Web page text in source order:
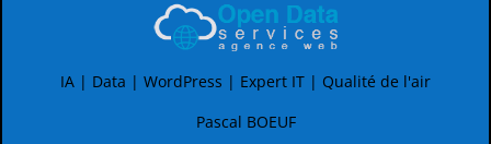
IA | Data | WordPress | Expert IT | Qualité de l'air
Pascal BOEUF